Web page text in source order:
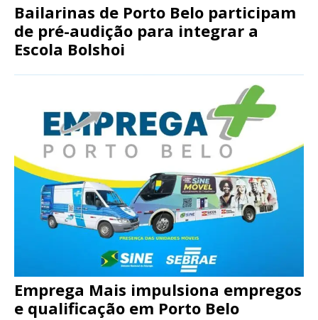
Bailarinas de Porto Belo participam
de pré-audição para integrar a
Escola Bolshoi
Emprega Mais impulsiona empregos
e qualificação em Porto Belo